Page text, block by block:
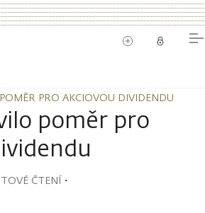
PRO AKCIOVOU DIVIDENDU
PRO AKCIOVOU DIVIDENDU
poměr pro
ČTENÍ・